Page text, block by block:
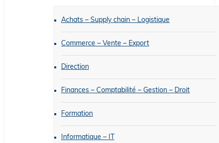
Achats – Supply chain – Logistique
Commerce – Vente – Export
Direction
Finances – Comptabilité – Gestion – Droit
Formation
Informatique – IT